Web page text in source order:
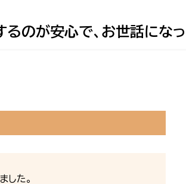
のが安心で、お世話になっ
した。